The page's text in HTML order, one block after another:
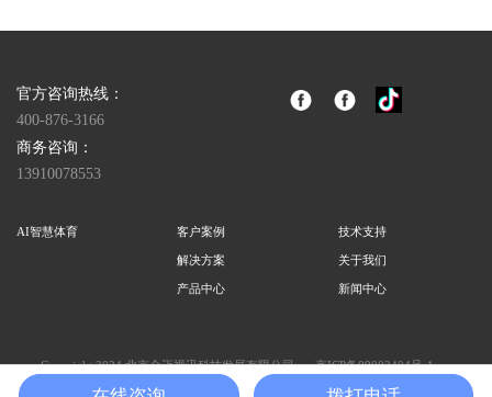
官方咨询热线：
400-876-3166
商务咨询：
13910078553
AI智慧体育 客户案例
解决方案
产品中心
技术支持
关于我们
新闻中心
Copyright 2024 北京金迈视讯科技发展有限公司 京ICP备09002404号-1